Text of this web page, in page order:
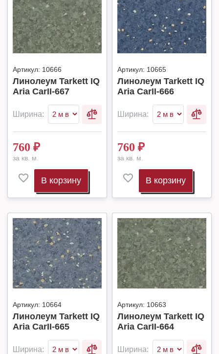
Артикул: 10666
Линолеум Tarkett IQ
Aria CarII-667
Ширина:
760 ₽
за кв. м.
В корзину
Артикул: 10665
Линолеум Tarkett IQ
Aria CarII-666
Ширина:
760 ₽
за кв. м.
В корзину
Артикул: 10664
Линолеум Tarkett IQ
Aria CarII-665
Ширина:
Артикул: 10663
Линолеум Tarkett IQ
Aria CarII-664
Ширина: